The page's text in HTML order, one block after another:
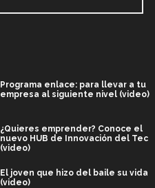
Programa enlace: para llevar a tu
empresa al siguiente nivel (video)
¿Quieres emprender? Conoce el
nuevo HUB de Innovación del Tec
(video)
El joven que hizo del baile su vida
(video)